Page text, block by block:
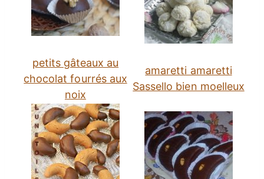
petits gâteaux au
chocolat fourrés aux
noix
amaretti amaretti
Sassello bien moelleux